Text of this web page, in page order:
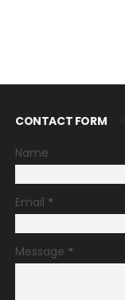
CONTACT FORM
Name
Email *
Message *